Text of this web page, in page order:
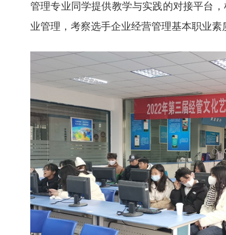
管理专业同学提供教学与实践的对接平台
业管理，考察选手企业经营管理基本职业